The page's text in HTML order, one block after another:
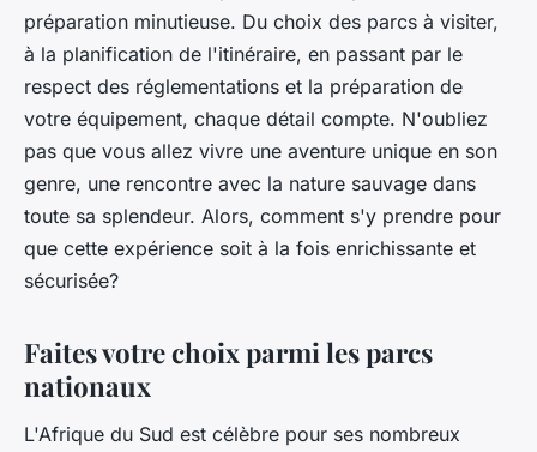
préparation minutieuse. Du choix des parcs à visiter,
à la planification de l'itinéraire, en passant par le
respect des réglementations et la préparation de
votre équipement, chaque détail compte. N'oubliez
pas que vous allez vivre une aventure unique en son
genre, une rencontre avec la nature sauvage dans
toute sa splendeur. Alors, comment s'y prendre pour
que cette expérience soit à la fois enrichissante et
sécurisée?
Faites votre choix parmi les parcs
nationaux
L'Afrique du Sud est célèbre pour ses nombreux